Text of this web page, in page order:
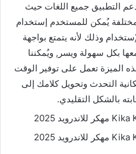
التطبيق جميع اللغات حيث
يُمكن للمستخدم إستخدام
وذلك لأنه يتمتع بواجهة
بكل سهولة ويسر, ويُمكننا
الميزة تعمل على توفير الوقت
التحدث وتحويل كلامك إلى
بالشكل التقليدي.